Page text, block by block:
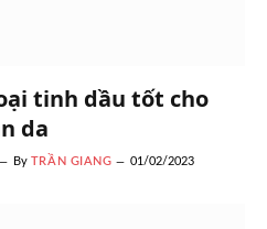
tinh dầu tốt cho
da
By TRẦN GIANG 01/02/2023